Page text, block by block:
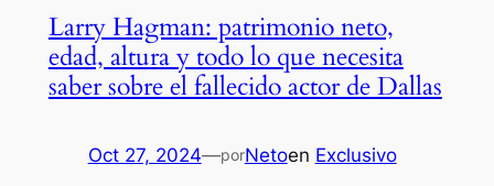
Larry Hagman: patrimonio neto,
edad, altura y todo lo que necesita
saber sobre el fallecido actor de Dallas
Oct 27, 2024—porNetoen Exclusivo